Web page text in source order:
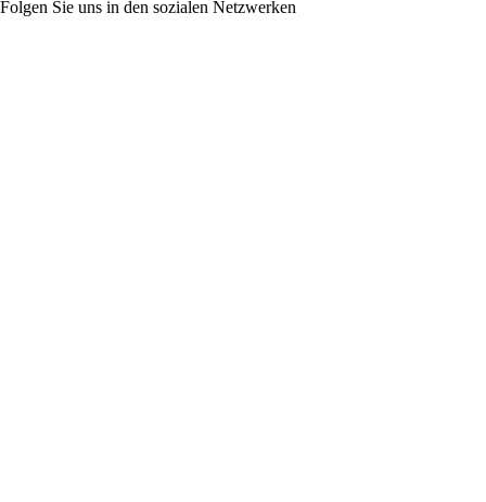
Folgen Sie uns in den sozialen Netzwerken